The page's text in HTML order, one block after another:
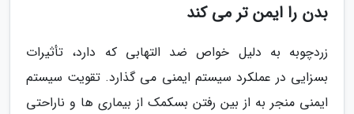
بدن را ایمن تر می کند
زردچوبه به دلیل خواص ضد التهابی که دارد، تأثیرات
بسزایی در عملکرد سیستم ایمنی می گذارد. تقویت سیستم
ایمنی منجر به از بین رفتن بسکمک از بیماری ها و ناراحتی